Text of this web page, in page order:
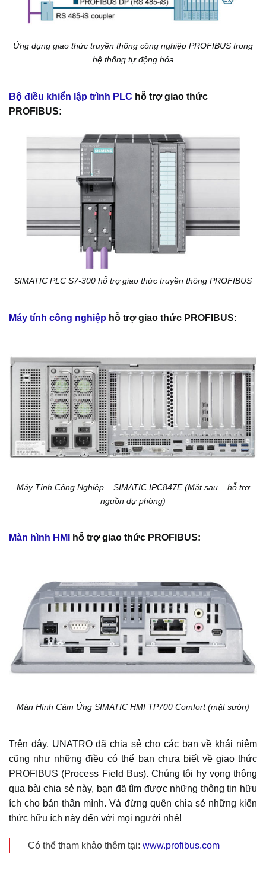
Ứng dụng giao thức truyền thông công nghiệp PROFIBUS trong
hệ thống tự động hóa
Bộ điều khiển lập trình PLC hỗ trợ giao thức
PROFIBUS:
SIMATIC PLC S7-300 hỗ trợ giao thức truyền thông PROFIBUS
Máy tính công nghiệp hỗ trợ giao thức PROFIBUS:
Máy Tính Công Nghiệp – SIMATIC IPC847E (Mặt sau – hỗ trợ
nguồn dự phòng)
Màn hình HMI hỗ trợ giao thức PROFIBUS:
Màn Hình Cảm Ứng SIMATIC HMI TP700 Comfort (mặt sườn)
Trên đây, UNATRO đã chia sẻ cho các bạn về khái niệm
cũng như những điều có thể bạn chưa biết về giao thức
PROFIBUS (Process Field Bus). Chúng tôi hy vọng thông
qua bài chia sẻ này, bạn đã tìm được những thông tin hữu
ích cho bản thân mình. Và đừng quên chia sẻ những kiến
thức hữu ích này đến với mọi người nhé!
Có thể tham khảo thêm tại: www.profibus.com